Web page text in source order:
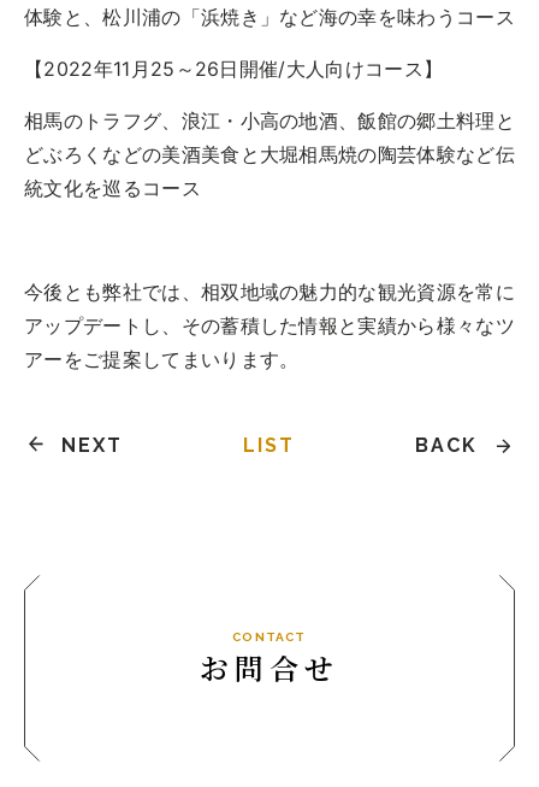
体験と、松川浦の「浜焼き」など海の幸を味わうコース
【2022年11月25～26日開催/大人向けコース】
相馬のトラフグ、浪江・小高の地酒、飯館の郷土料理と
どぶろくなどの美酒美食と大堀相馬焼の陶芸体験など伝
統文化を巡るコース
今後とも弊社では、相双地域の魅力的な観光資源を常に
アップデートし、その蓄積した情報と実績から様々なツ
アーをご提案してまいります。
BACK
LIST
NEXT
CONTACT
お問合せ